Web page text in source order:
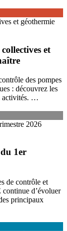
et
des pompes
: découvrez les
activités. …
1er
de contrôle et
d’évoluer
principaux